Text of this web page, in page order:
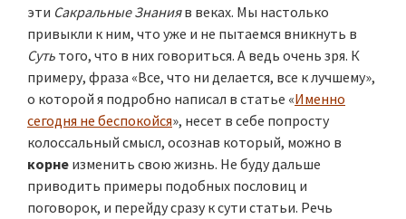
эти Сакральные Знанияв веках. Мы настолько
привыкли к ним, что уже и не пытаемся вникнуть в
Суть того, что в них говориться. А ведь очень зря. К
примеру, фраза «Все, что ни делается, все к лучшему»,
о которой я подробно написал в статье «Именно
сегодня не беспокойся», несет в себе попросту
колоссальный смысл, осознав который, можно в
корне изменить свою жизнь. Не буду дальше
приводить примеры подобных пословиц и
поговорок, и перейду сразу к сути статьи. Речь